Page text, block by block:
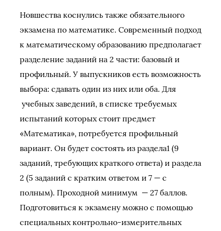
Новшества коснулись также обязательного
экзамена по математике. Современный подход
к математическому образованию предполагает
разделение заданий на 2 части: базовый и
профильный. У выпускников есть возможность
выбора: сдавать один из них или оба. Для
учебных заведений, в списке требуемых
испытаний которых стоит предмет
«Математика», потребуется профильный
вариант. Он будет состоять из раздела1 (9
заданий, требующих краткого ответа) и раздела
2 (5 заданий с кратким ответом и 7 — с
полным). Проходной минимум — 27 баллов.
Подготовиться к экзамену можно с помощью
специальных контрольно-измерительных